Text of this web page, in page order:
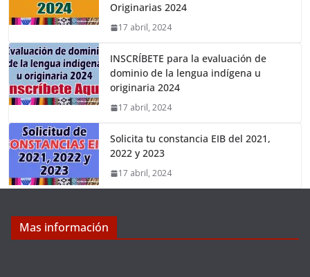
Originarias 2024
17 abril, 2024
INSCRÍBETE para la evaluación de
dominio de la lengua indígena u
originaria 2024
17 abril, 2024
Solicita tu constancia EIB del 2021,
2022 y 2023
17 abril, 2024
Mas información